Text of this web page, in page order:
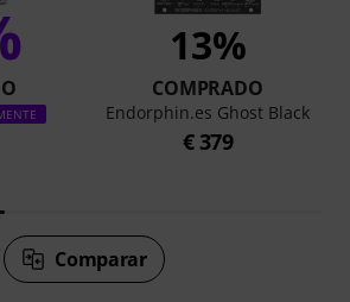
13%
COMPRADO
Endorphin.es Ghost Black
€ 379
Comparar